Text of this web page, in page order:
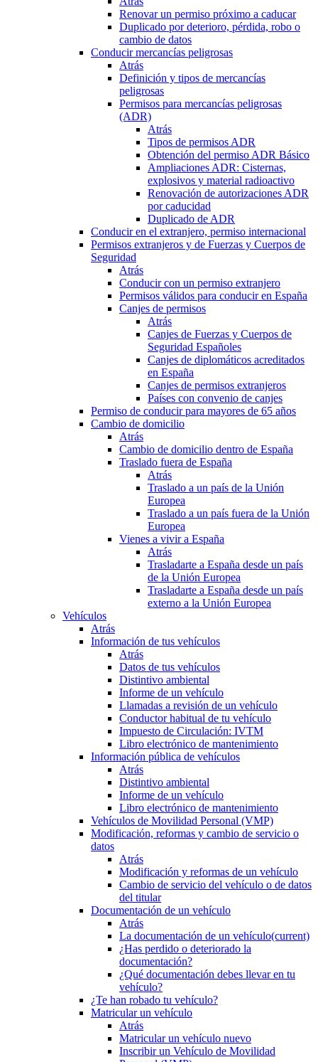
Renovar un permiso próximo a caducar
Duplicado por deterioro, pérdida, robo o
cambio de datos
Conducir mercancías peligrosas
Atrás
Definición y tipos de mercancías
peligrosas
Permisos para mercancías peligrosas
(ADR)
Atrás
Tipos de permisos ADR
Obtención del permiso ADR Básico
Ampliaciones ADR: Cisternas,
explosivos y material radioactivo
Renovación de autorizaciones ADR
por caducidad
Duplicado de ADR
Conducir en el extranjero, permiso internacional
Permisos extranjeros y de Fuerzas y Cuerpos de
Seguridad
Atrás
Conducir con un permiso extranjero
Permisos válidos para conducir en España
Canjes de permisos
Atrás
Canjes de Fuerzas y Cuerpos de
Seguridad Españoles
Canjes de diplomáticos acreditados
en España
Canjes de permisos extranjeros
Países con convenio de canjes
Permiso de conducir para mayores de 65 años
Cambio de domicilio
Atrás
Cambio de domicilio dentro de España
Traslado fuera de España
Atrás
Traslado a un país de la Unión
Europea
Traslado a un país fuera de la Unión
Europea
Vienes a vivir a España
Atrás
Trasladarte a España desde un país
de la Unión Europea
Trasladarte a España desde un país
externo a la Unión Europea
Vehículos
Atrás
Información de tus vehículos
Atrás
Datos de tus vehículos
Distintivo ambiental
Informe de un vehículo
Llamadas a revisión de un vehículo
Conductor habitual de tu vehículo
Impuesto de Circulación: IVTM
Libro electrónico de mantenimiento
Información pública de vehículos
Atrás
Distintivo ambiental
Informe de un vehículo
Libro electrónico de mantenimiento
Vehículos de Movilidad Personal (VMP)
Modificación, reformas y cambio de servicio o
datos
Atrás
Modificación y reformas de un vehículo
Cambio de servicio del vehículo o de datos
del titular
Documentación de un vehículo
Atrás
La documentación de un vehículo(current)
¿Has perdido o deteriorado la
documentación?
¿Qué documentación debes llevar en tu
vehículo?
¿Te han robado tu vehículo?
Matricular un vehículo
Atrás
Matricular un vehículo nuevo
Inscribir un Vehículo de Movilidad